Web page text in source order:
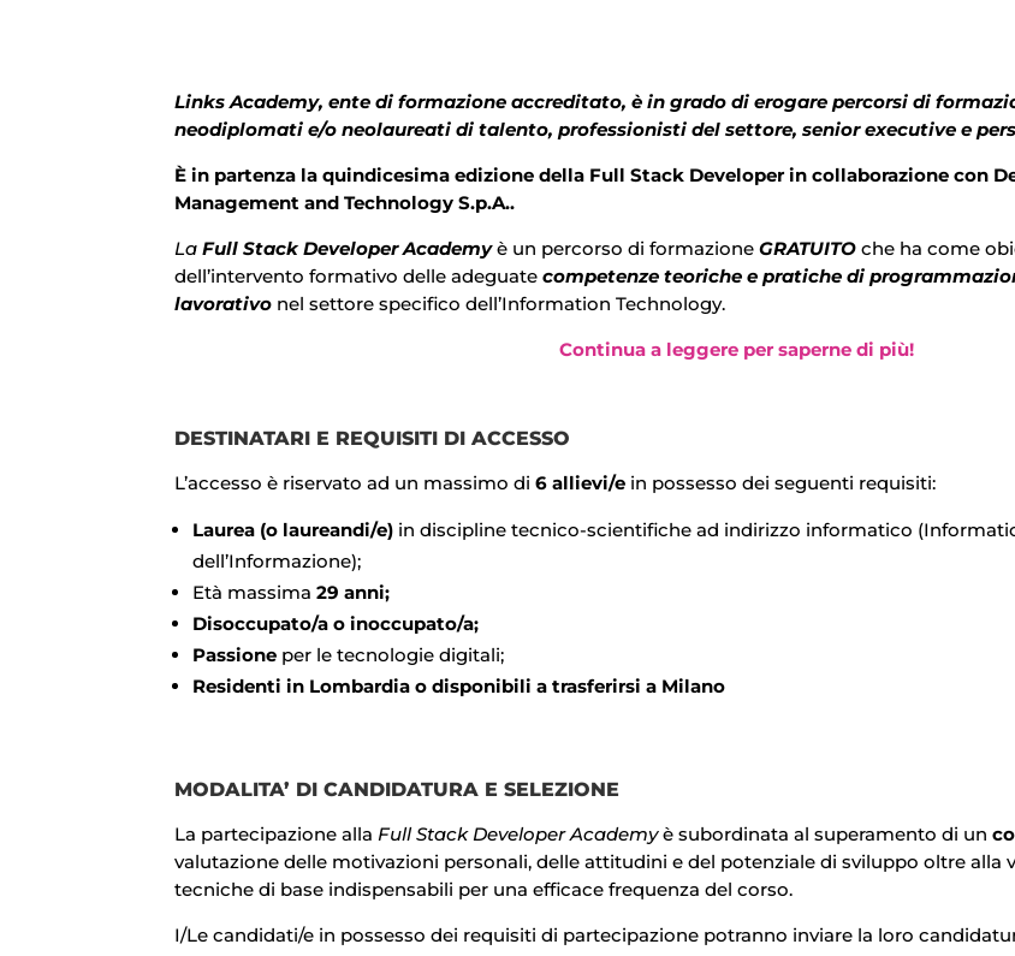
Links Academy, ente di formazione accreditato, è in grado di erogare percorsi di
neodiplomati e/o neolaureati di talento, professionisti del settore, senior executive e
È in partenza la quindicesima edizione della Full Stack Developer in collaborazione con
Management and Technology S.p.A..
LaFull Stack Developer Academyè un percorso di formazione GRATUITO che ha come
dell’intervento formativo delle adeguate competenze teoriche e pratiche di
lavorativo nel settore specifico dell’Information Technology.
Continua a leggere per saperne di più!
DESTINATARI E REQUISITI DI ACCESSO
L’accesso è riservato ad un massimo di 6 allievi/e in possesso dei seguenti requisiti:
Laurea (o laureandi/e) in discipline tecnico-scientifiche ad indirizzo informatico
dell’Informazione);
Età massima 29 anni;
Disoccupato/a o inoccupato/a;
Passione per le tecnologie digitali;
Residenti in Lombardia o disponibili a trasferirsi a Milano
MODALITA’ DI CANDIDATURA E SELEZIONE
La partecipazione alla Full Stack DeveloperAcademyè subordinata al superamento di un
valutazione delle motivazioni personali, delle attitudini e del potenziale di sviluppo oltre alla
tecniche di base indispensabili per una efficace frequenza del corso.
I/Le candidati/e in possesso dei requisiti di partecipazione potranno inviare la loro